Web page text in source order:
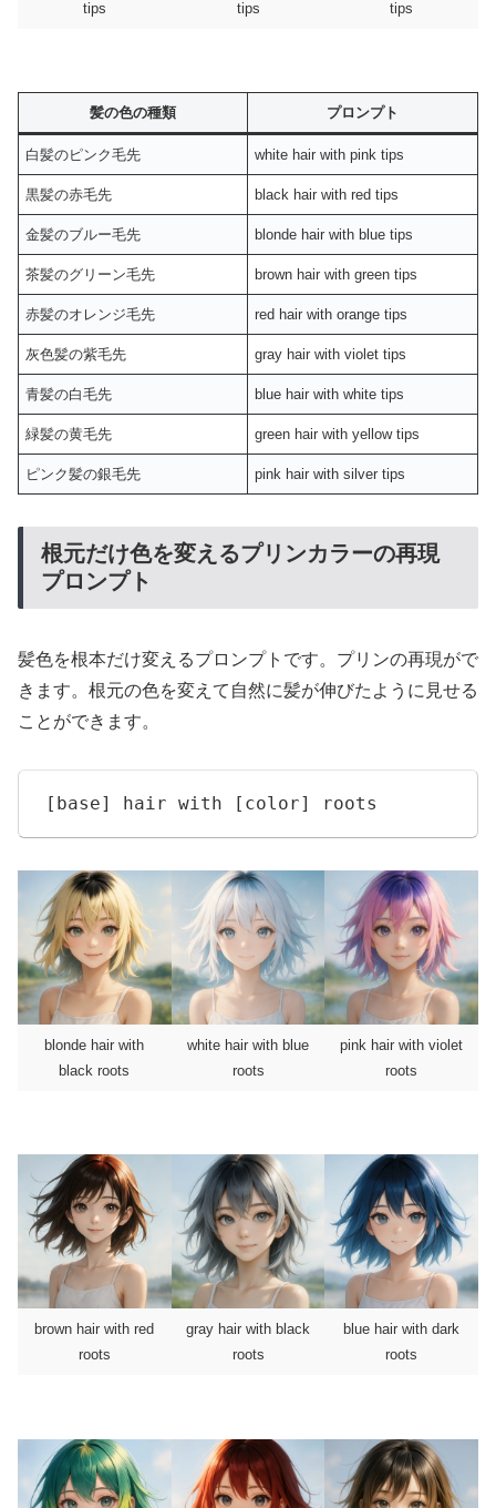
tips tips tips
髪の色の種類 プロンプト
白髪のピンク毛先 white hair with pink tips
黒髪の赤毛先 black hair with red tips
金髪のブルー毛先 blonde hair with blue tips
茶髪のグリーン毛先 brown hair with green tips
赤髪のオレンジ毛先 red hair with orange tips
灰色髪の紫毛先 gray hair with violet tips
青髪の白毛先 blue hair with white tips
緑髪の黄毛先 green hair with yellow tips
ピンク髪の銀毛先 pink hair with silver tips
根元だけ色を変えるプリンカラーの再現
プロンプト
髪色を根本だけ変えるプロンプトです。プリンの再現がで
きます。根元の色を変えて自然に髪が伸びたように見せる
ことができます。
[base] hair with [color] roots
blonde hair with
black roots
white hair with blue
roots
pink hair with violet
roots
brown hair with red
roots
gray hair with black
roots
blue hair with dark
roots